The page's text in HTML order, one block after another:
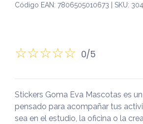
Código EAN: 7806505010673 | SKU:
0/5
Stickers Goma Eva Mascotas es
pensado para acompañar tus
sea en el estudio, la oficina o la